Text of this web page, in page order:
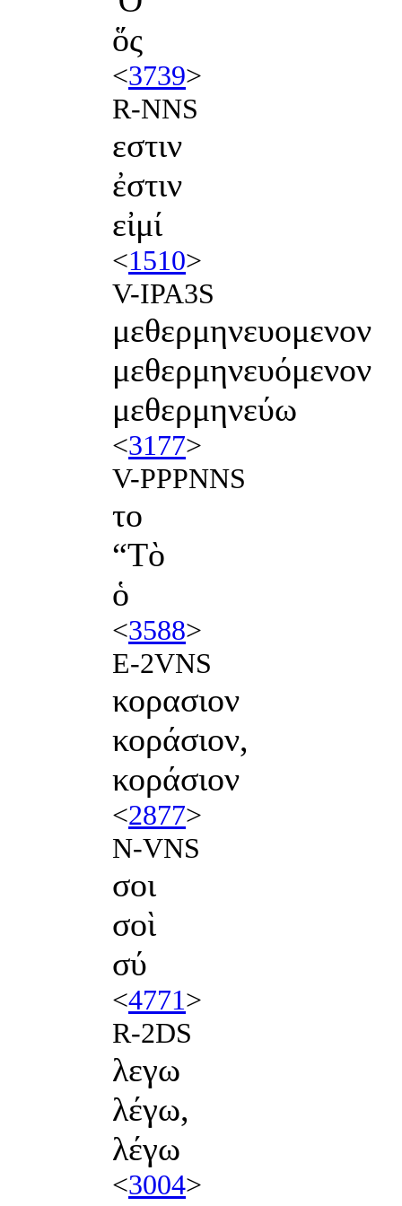
ὅς
<3739>
R-NNS
εστιν
ἐστιν
εἰμί
<1510>
V-IPA3S
μεθερμηνευομενον
μεθερμηνευόμενον
μεθερμηνεύω
<3177>
V-PPPNNS
το
“Τὸ
ὁ
<3588>
E-2VNS
κορασιον
κοράσιον,
κοράσιον
<2877>
N-VNS
σοι
σοὶ
σύ
<4771>
R-2DS
λεγω
λέγω,
λέγω
<3004>